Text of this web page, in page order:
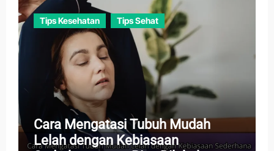
Tips Kesehatan Tips Sehat
Cara Mengatasi Tubuh Mudah
Lelah dengan Kebiasaan